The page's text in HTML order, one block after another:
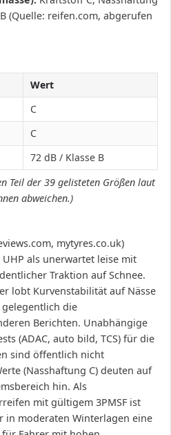
(Quelle: reifen.com, abgerufen
Wert
C
C
72 dB / Klasse B
Teil der 39 gelisteten Größen laut
abweichen.)
mytyres.co.uk)
als unerwartet leise mit
Traktion auf Schnee.
lobt Kurvenstabilität auf Nässe
die
Berichten. Unabhängige
(ADAC, auto bild, TCS) für die
sind öffentlich nicht
(Nasshaftung C) deuten auf
hin. Als
mit gültigem 3PMSF ist
moderaten Winterlagen eine